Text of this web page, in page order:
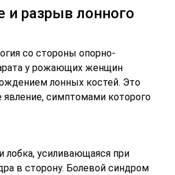
и разрыв лонного
со стороны опорно-
у рожающих женщин
лонных костей. Это
явление, симптомами которого
лобка, усиливающаяся при
в сторону. Болевой синдром